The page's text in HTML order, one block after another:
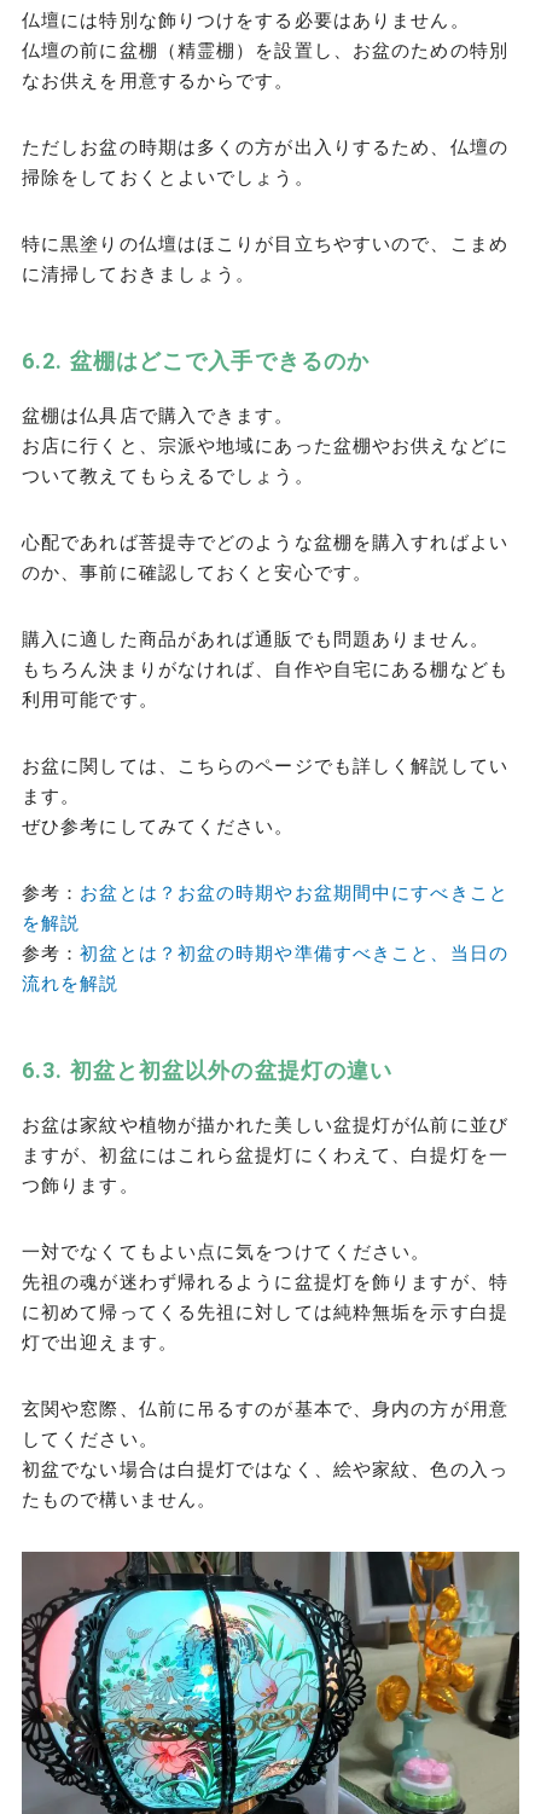
仏壇には特別な飾りつけをする必要はありません。
仏壇の前に盆棚（精霊棚）を設置し、お盆のための特別
なお供えを用意するからです。
ただしお盆の時期は多くの方が出入りするため、仏壇の
掃除をしておくとよいでしょう。
特に黒塗りの仏壇はほこりが目立ちやすいので、こまめ
に清掃しておきましょう。
盆棚はどこで入手できるのか
盆棚は仏具店で購入できます。
お店に行くと、宗派や地域にあった盆棚やお供えなどに
ついて教えてもらえるでしょう。
心配であれば菩提寺でどのような盆棚を購入すればよい
のか、事前に確認しておくと安心です。
購入に適した商品があれば通販でも問題ありません。
もちろん決まりがなければ、自作や自宅にある棚なども
利用可能です。
お盆に関しては、こちらのページでも詳しく解説してい
ます。
ぜひ参考にしてみてください。
参考： お盆とは？お盆の時期やお盆期間中にすべきこと
を解説
参考：初盆とは？初盆の時期や準備すべきこと、当日の
流れを解説
初盆と初盆以外の盆提灯の違い
お盆は家紋や植物が描かれた美しい盆提灯が仏前に並び
ますが、初盆にはこれら盆提灯にくわえて、白提灯を一
つ飾ります。
一対でなくてもよい点に気をつけてください。
先祖の魂が迷わず帰れるように盆提灯を飾りますが、特
に初めて帰ってくる先祖に対しては純粋無垢を示す白提
灯で出迎えます。
玄関や窓際、仏前に吊るすのが基本で、身内の方が用意
してください。
初盆でない場合は白提灯ではなく、絵や家紋、色の入っ
たもので構いません。